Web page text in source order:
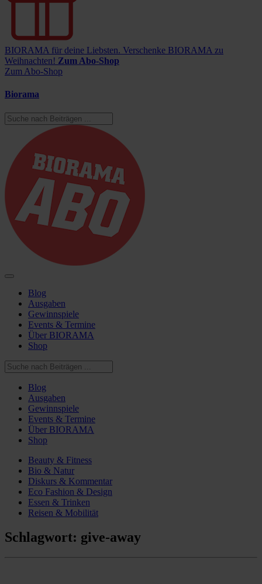
BIORAMA für deine Liebsten. Verschenke BIORAMA zu
Weihnachten! Zum Abo-Shop
Zum Abo-Shop
Biorama
Blog
Ausgaben
Gewinnspiele
Events & Termine
Über BIORAMA
Shop
Blog
Ausgaben
Gewinnspiele
Events & Termine
Über BIORAMA
Shop
Beauty & Fitness
Bio & Natur
Diskurs & Kommentar
Eco Fashion & Design
Essen & Trinken
Reisen & Mobilität
Schlagwort: give-away